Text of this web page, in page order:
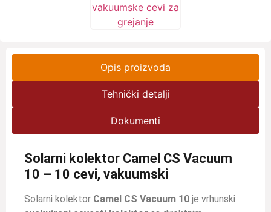
Opis proizvoda
Tehnički detalji
Dokumenti
Solarni kolektor Camel CS Vacuum
10 – 10 cevi, vakuumski
Solarni kolektor Camel CS Vacuum 10 je vrhunski